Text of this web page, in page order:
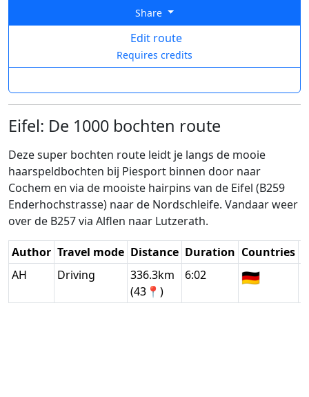
Share
Edit route
Requires credits
Eifel: De 1000 bochten route
Deze super bochten route leidt je langs de mooie
haarspeldbochten bij Piesport binnen door naar
Cochem en via de mooiste hairpins van de Eifel (B259
Enderhochstrasse) naar de Nordschleife. Vandaar weer
over de B257 via Alflen naar Lutzerath.
Author Travel mode Distance Duration Countries
AH
Driving
336.3km
(43📍)
6:02 🇩🇪